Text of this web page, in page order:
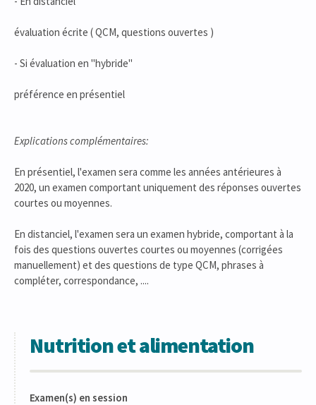
évaluation écrite ( QCM, questions ouvertes )
- Si évaluation en "hybride"
préférence en présentiel
Explications complémentaires:
En présentiel, l'examen sera comme les années antérieures à
2020, un examen comportant uniquement des réponses ouvertes
courtes ou moyennes.
En distanciel, l'examen sera un examen hybride, comportant à la
fois des questions ouvertes courtes ou moyennes (corrigées
manuellement) et des questions de type QCM, phrases à
compléter, correspondance, ....
Nutrition et alimentation
Examen(s) en session